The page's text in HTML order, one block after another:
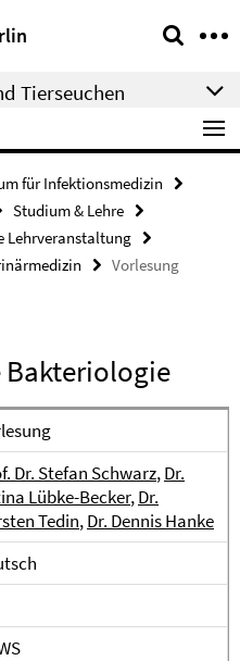
Tierseuchen
für Infektionsmedizin
Studium & Lehre
Lehrveranstaltung
Vorlesung
Bakteriologie
Dr. Stefan Schwarz,Dr.
Lübke-Becker,Dr.
Tedin,Dr. Dennis Hanke